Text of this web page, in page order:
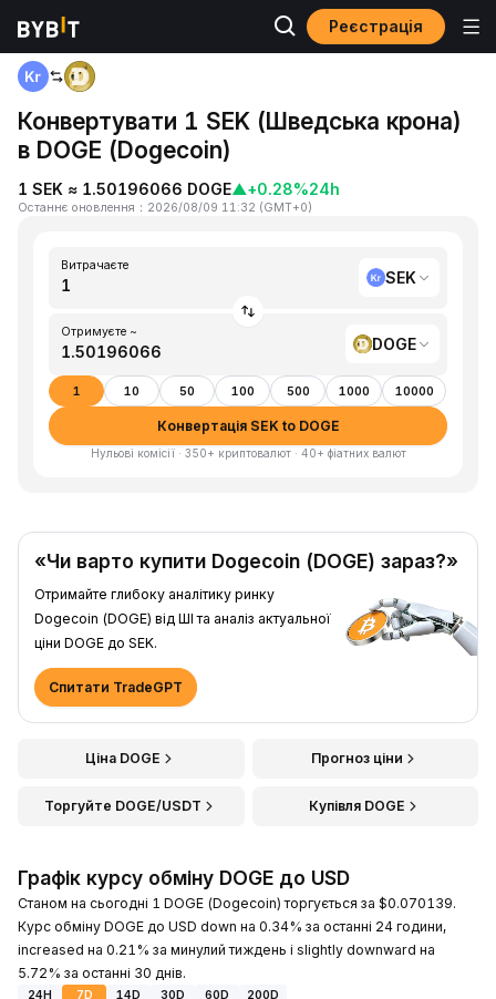
Реєстрація
Головна
Конвертувати 1 SEK (Шведська крона)
в DOGE (Dogecoin)
1 SEK ≈ 1.50196066 DOGE▲+0.28%24h
Останнє оновлення ： 2026/08/09 11:32 (GMT+0)
Витрачаєте
SEK
Отримуєте ~
DOGE
1 10 50 100 500 1000 10000
Конвертація SEK to DOGE
Нульові комісії · 350+ криптовалют · 40+ фіатних валют
«Чи варто купити Dogecoin (DOGE) зараз?»
Отримайте глибоку аналітику ринку
Dogecoin (DOGE) від ШІ та аналіз актуальної
ціни DOGE до SEK.
Спитати TradeGPT
Ціна DOGE Прогноз ціни
Торгуйте DOGE/USDT Купівля DOGE
Графік курсу обміну DOGE до USD
Станом на сьогодні 1 DOGE (Dogecoin) торгується за $0.070139.
Курс обміну DOGE до USD down на 0.34% за останні 24 години,
increased на 0.21% за минулий тиждень і slightly downward на
5.72% за останні 30 днів.
24H 7D 14D 30D 60D
200D